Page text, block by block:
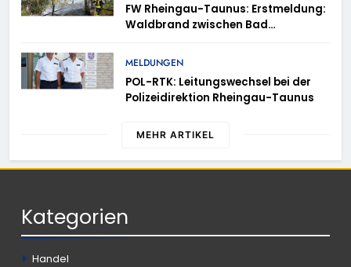
FW Rheingau-Taunus: Erstmeldung:
Waldbrand zwischen Bad
Taunusstein-Seitzenhahn – rund 150
Einsatzkräfte im Einsatz
MELDUNGEN
POL-RTK: Leitungswechsel bei der
Polizeidirektion Rheingau-Taunus
MEHR ARTIKEL
Kategorien
Handel